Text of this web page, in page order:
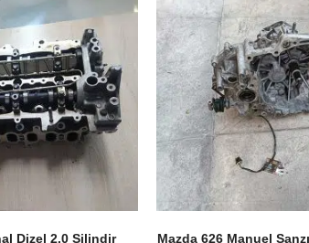
Dizel 2.0 Silindir Mazda 626 Manuel